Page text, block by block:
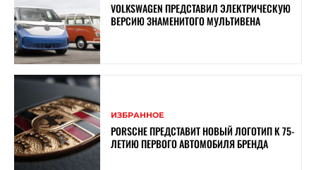
VOLKSWAGEN ПРЕДСТАВИЛ ЭЛЕКТРИЧЕСКУЮ
ВЕРСИЮ ЗНАМЕНИТОГО МУЛЬТИВЕНА
ИЗБРАННОЕ
PORSCHE ПРЕДСТАВИТ НОВЫЙ ЛОГОТИП К 75-
ЛЕТИЮ ПЕРВОГО АВТОМОБИЛЯ БРЕНДА